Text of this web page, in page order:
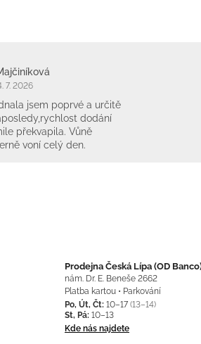
7. 2026
jsem poprvé a určitě
dodání
překvapila. Vůně
voní celý den.
Prodejna Česká Lípa (OD
nám. Dr. E. Beneše 2662
Platba kartou • Parkování
Po, Út, Čt: 10–17 (13–14)
St, Pá: 10–13
Kde nás najdete